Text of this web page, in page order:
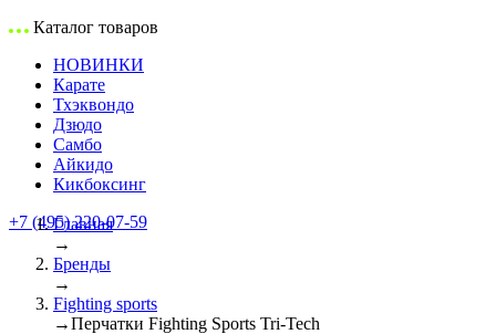
Каталог товаров
НОВИНКИ
Карате
Тхэквондо
Дзюдо
Самбо
Айкидо
Кикбоксинг
+7 (495) 220-07-59
Главная
→
Бренды
→
Fighting sports
→Перчатки Fighting Sports Tri-Tech